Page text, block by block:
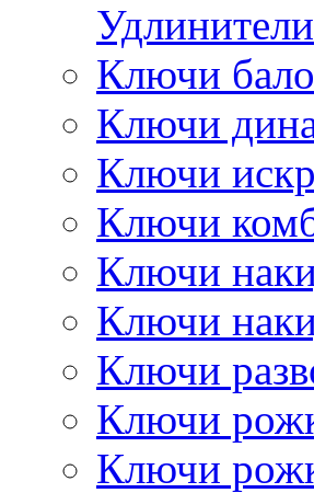
Удлинители
Ключи
Ключи
Ключи
Ключи
Ключи
Ключи
Ключи
Ключи
Ключи